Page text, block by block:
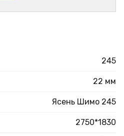
245
22 мм
Ясень Шимо 245
2750*1830